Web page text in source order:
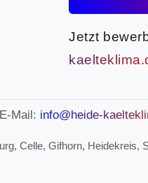
Jetzt
Mail: info@heide-
Celle, Gifhorn, Heidekreis,